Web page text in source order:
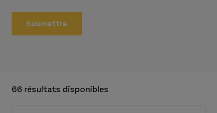
66 résultats disponibles